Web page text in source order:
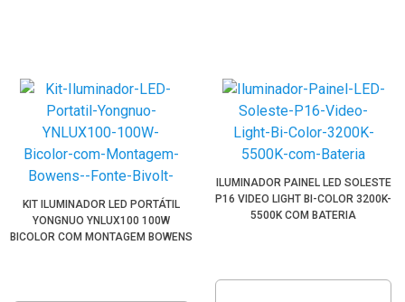
KIT ILUMINADOR LED PORTÁTIL
YONGNUO YNLUX100 100W
BICOLOR COM MONTAGEM BOWENS
ILUMINADOR PAINEL LED SOLESTE
P16 VIDEO LIGHT BI-COLOR 3200K-
5500K COM BATERIA